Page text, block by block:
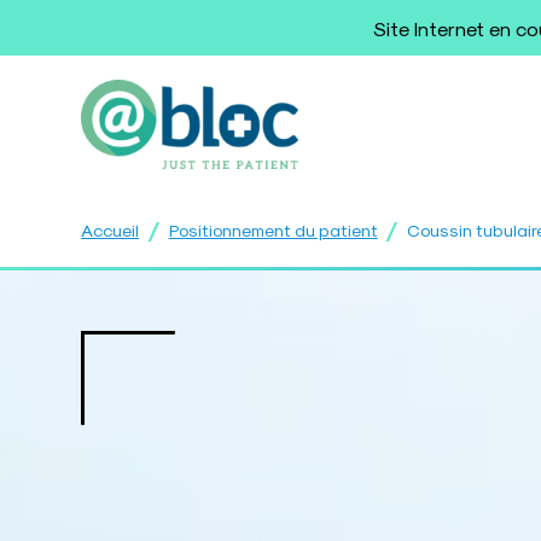
Site Internet en
Accueil / Positionnement du patient / Coussin